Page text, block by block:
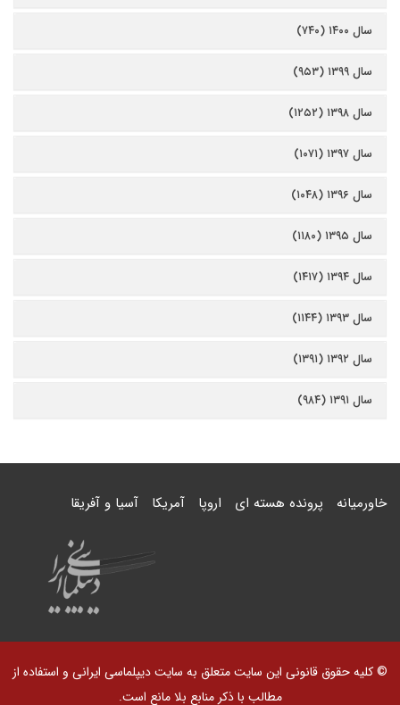
سال ۱۴۰۰ (۷۴۰)
سال ۱۳۹۹ (۹۵۳)
سال ۱۳۹۸ (۱۲۵۲)
سال ۱۳۹۷ (۱۰۷۱)
سال ۱۳۹۶ (۱۰۴۸)
سال ۱۳۹۵ (۱۱۸۰)
سال ۱۳۹۴ (۱۴۱۷)
سال ۱۳۹۳ (۱۱۴۴)
سال ۱۳۹۲ (۱۳۹۱)
سال ۱۳۹۱ (۹۸۴)
خاورمیانه پرونده هسته ای اروپا آمریکا آسیا و آفریقا
© کلیه حقوق قانونی این سایت متعلق به سایت دیپلماسی ایرانی و استفاده از
مطالب با ذکر منابع بلا مانع است.